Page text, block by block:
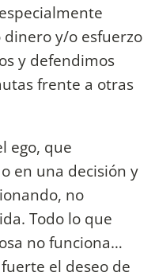
y/o esfuerzo
y defendimos
frente a otras
ego, que
en una decisión y
no
Todo lo que
no funciona…
el deseo de